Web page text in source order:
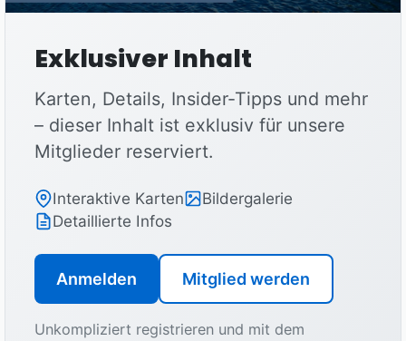
Exklusiver Inhalt
Karten, Details, Insider-Tipps und mehr
– dieser Inhalt ist exklusiv für unsere
Mitglieder reserviert.
Interaktive Karten
Bildergalerie
Detaillierte Infos
Anmelden Mitglied werden
Unkompliziert registrieren und mit dem